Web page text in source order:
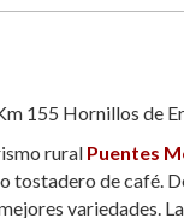
155 Hornillos de
rural Puentes
tostadero de café.
variedades.